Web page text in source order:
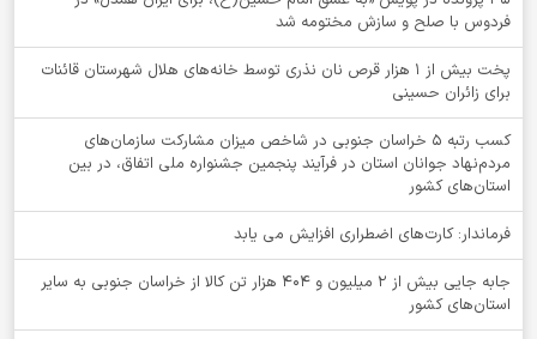
فردوس با صلح و سازش مختومه شد
پخت بیش از 1 هزار قرص نان نذری توسط خانه‌های هلال شهرستان قائنات
برای زائران حسینی
کسب رتبه ۵ خراسان جنوبی در شاخص میزان مشارکت سازمان‌های
مردم‌نهاد جوانان استان در فرآیند پنجمین جشنواره ملی اتفاق، در بین
استان‌های کشور
فرماندار: کارت‌های اضطراری افزایش می یابد
جابه جایی بیش از 2 میلیون و 404 هزار تن کالا از خراسان جنوبی به سایر
استان‌های کشور